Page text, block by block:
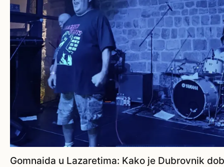
Gomnaida u Lazaretima: Kako je Dubrovnik